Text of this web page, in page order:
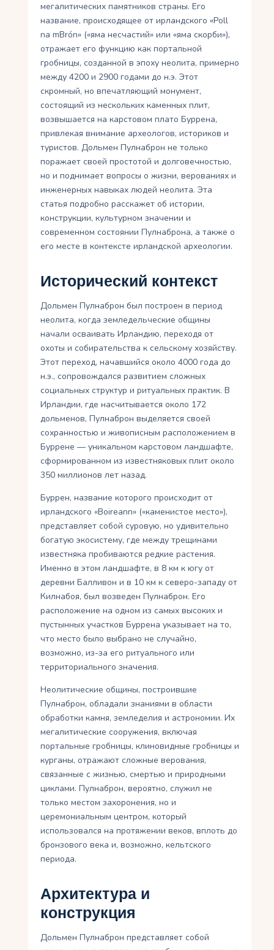
мегалитических памятников страны. Его
название, происходящее от ирландского «Poll
na mBrón» («яма несчастий» или «яма скорби»),
отражает его функцию как портальной
гробницы, созданной в эпоху неолита, примерно
между 4200 и 2900 годами до н.э. Этот
скромный, но впечатляющий монумент,
состоящий из нескольких каменных плит,
возвышается на карстовом плато Буррена,
привлекая внимание археологов, историков и
туристов. Дольмен Пулнаброн не только
поражает своей простотой и долговечностью,
но и поднимает вопросы о жизни, верованиях и
инженерных навыках людей неолита. Эта
статья подробно расскажет об истории,
конструкции, культурном значении и
современном состоянии Пулнаброна, а также о
его месте в контексте ирландской археологии.
Исторический контекст
Дольмен Пулнаброн был построен в период
неолита, когда земледельческие общины
начали осваивать Ирландию, переходя от
охоты и собирательства к сельскому хозяйству.
Этот переход, начавшийся около 4000 года до
н.э., сопровождался развитием сложных
социальных структур и ритуальных практик. В
Ирландии, где насчитывается около 172
дольменов, Пулнаброн выделяется своей
сохранностью и живописным расположением в
Буррене — уникальном карстовом ландшафте,
сформированном из известняковых плит около
350 миллионов лет назад.
Буррен, название которого происходит от
ирландского «Boireann» («каменистое место»),
представляет собой суровую, но удивительно
богатую экосистему, где между трещинами
известняка пробиваются редкие растения.
Именно в этом ландшафте, в 8 км к югу от
деревни Балливон и в 10 км к северо-западу от
Килнабоя, был возведен Пулнаброн. Его
расположение на одном из самых высоких и
пустынных участков Буррена указывает на то,
что место было выбрано не случайно,
возможно, из-за его ритуального или
территориального значения.
Неолитические общины, построившие
Пулнаброн, обладали знаниями в области
обработки камня, земледелия и астрономии. Их
мегалитические сооружения, включая
портальные гробницы, клиновидные гробницы и
курганы, отражают сложные верования,
связанные с жизнью, смертью и природными
циклами. Пулнаброн, вероятно, служил не
только местом захоронения, но и
церемониальным центром, который
использовался на протяжении веков, вплоть до
бронзового века и, возможно, кельтского
периода.
Архитектура и
конструкция
Дольмен Пулнаброн представляет собой